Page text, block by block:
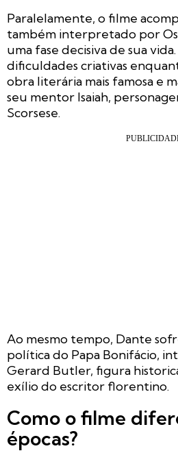
Paralelamente, o filme
também interpretado por
uma fase decisiva de sua
dificuldades criativas
obra literária mais famosa e
seu mentor Isaiah,
Scorsese.
Ao mesmo tempo, Dante
política do Papa Bonifácio,
Gerard Butler, figura
exílio do escritor florentino.
Como o filme
épocas?